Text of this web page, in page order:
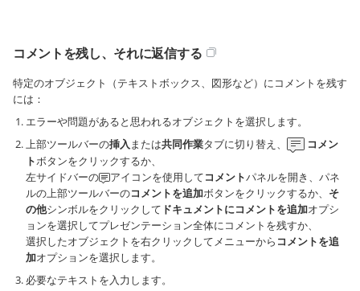
コメントを残し、それに返信する
特定のオブジェクト（テキストボックス、図形など）にコメントを残す
には：
エラーや問題があると思われるオブジェクトを選択します。
上部ツールバーの挿入または共同作業タブに切り替え、
コメン
トボタンをクリックするか、
左サイドバーの
アイコンを使用してコメントパネルを開き、パネ
ルの上部ツールバーのコメントを追加ボタンをクリックするか、 そ
の他シンボルをクリックして ドキュメントにコメントを追加オプシ
ョンを選択してプレゼンテーション全体にコメントを残すか、
選択したオブジェクトを右クリックしてメニューから コメントを追
加オプションを選択します。
必要なテキストを入力します。